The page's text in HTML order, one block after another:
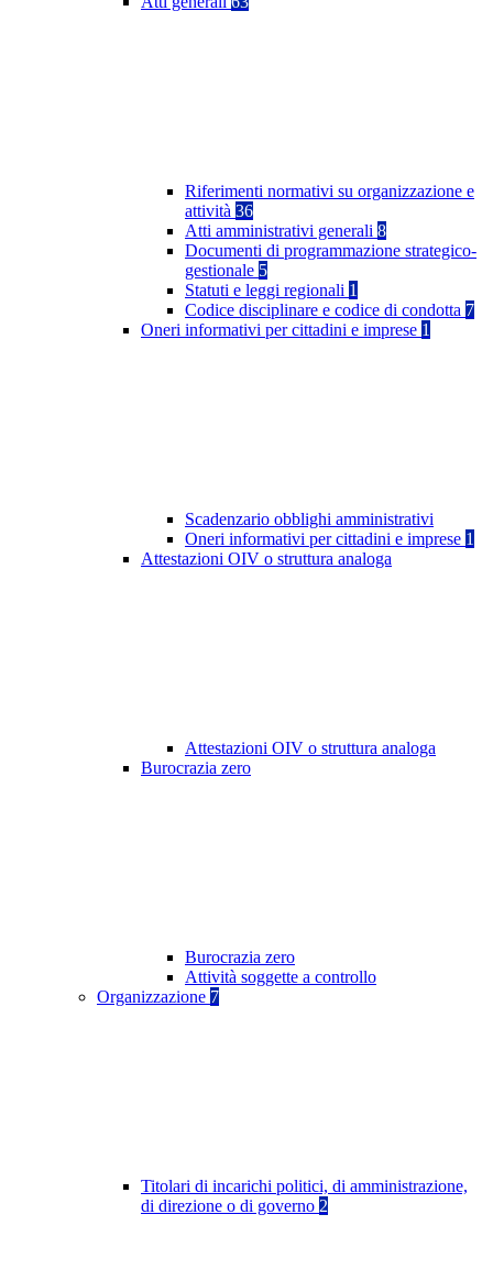
Riferimenti normativi su organizzazione e
attività 36
Atti amministrativi generali 8
Documenti di programmazione strategico-
gestionale 5
Statuti e leggi regionali 1
Codice disciplinare e codice di condotta 7
Oneri informativi per cittadini e imprese 1
Scadenzario obblighi amministrativi
Oneri informativi per cittadini e imprese 1
Attestazioni OIV o struttura analoga
Attestazioni OIV o struttura analoga
Burocrazia zero
Burocrazia zero
Attività soggette a controllo
Organizzazione 7
Titolari di incarichi politici, di amministrazione,
di direzione o di governo 2